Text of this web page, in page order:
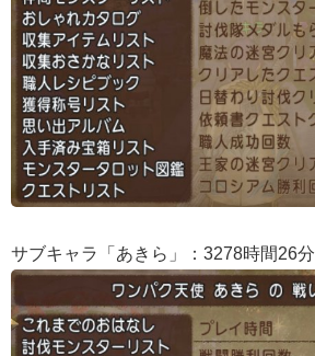
サブキャラ「あきら」：3278時間26分